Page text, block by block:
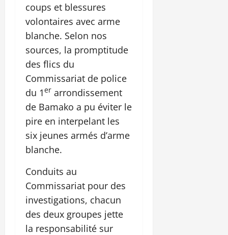
coups et blessures
volontaires avec arme
blanche. Selon nos
sources, la promptitude
des flics du
Commissariat de police
du 1er arrondissement
de Bamako a pu éviter le
pire en interpelant les
six jeunes armés d’arme
blanche.
Conduits au
Commissariat pour des
investigations, chacun
des deux groupes jette
la responsabilité sur